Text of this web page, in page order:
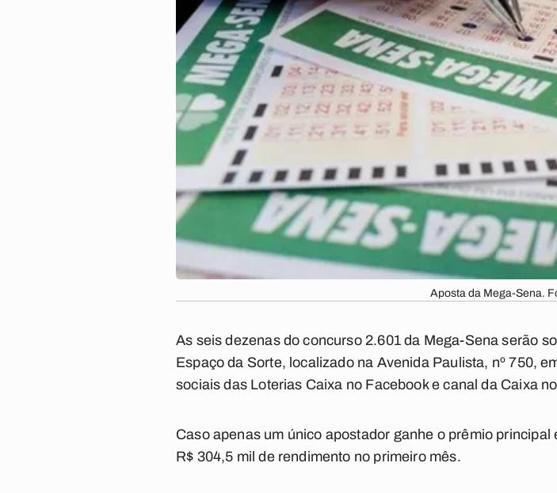
Aposta da Mega-Sena.
As seis dezenas do concurso 2.601 da Mega-Sena serão
Espaço da Sorte, localizado na Avenida Paulista, nº 750,
sociais das Loterias Caixa no Facebook e canal da Caixa
Caso apenas um único apostador ganhe o prêmio
R$ 304,5 mil de rendimento no primeiro mês.